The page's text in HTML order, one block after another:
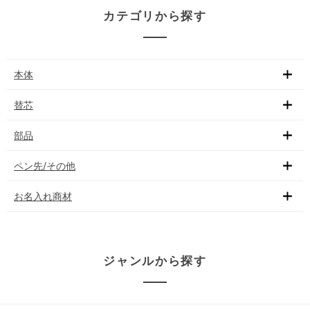
カテゴリから探す
本体
替芯
部品
ペン先/その他
お名入れ商材
ジャンルから探す